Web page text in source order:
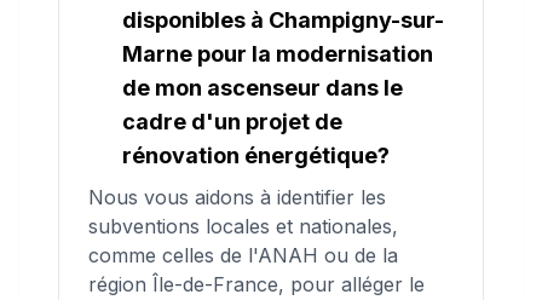
disponibles à Champigny-sur-
Marne pour la modernisation
de mon ascenseur dans le
cadre d'un projet de
rénovation énergétique?
Nous vous aidons à identifier les
subventions locales et nationales,
comme celles de l'ANAH ou de la
région Île-de-France, pour alléger le